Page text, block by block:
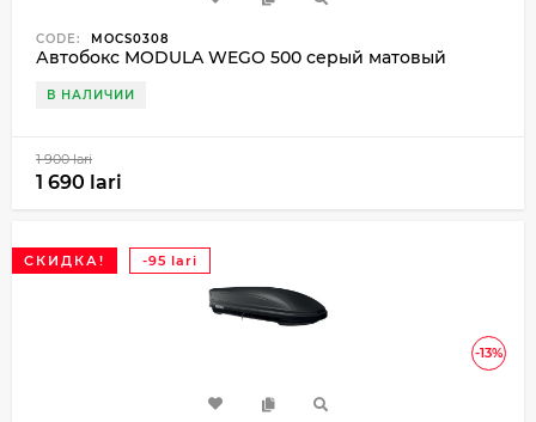
CODE: MOCS0308
Автобокс MODULA WEGO 500 серый матовый
В НАЛИЧИИ
1 900 lari
1 690 lari
-13%
СКИДКА! -95 lari